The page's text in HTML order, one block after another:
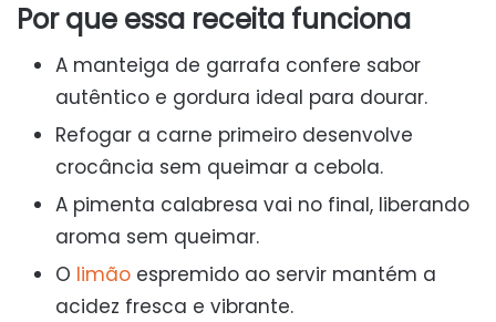
Por que essa receita funciona
A manteiga de garrafa confere sabor
autêntico e gordura ideal para dourar.
Refogar a carne primeiro desenvolve
crocância sem queimar a cebola.
A pimenta calabresa vai no final, liberando
aroma sem queimar.
O limão espremido ao servir mantém a
acidez fresca e vibrante.